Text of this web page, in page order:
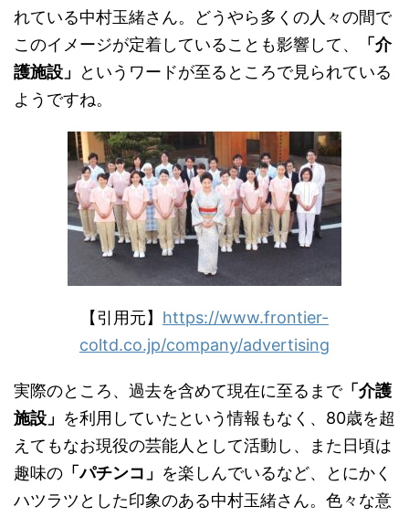
れている中村玉緒さん。どうやら多くの人々の間で
このイメージが定着していることも影響して、
「介
護施設」
というワードが至るところで見られている
ようですね。
【引用元】 https://www.frontier-
coltd.co.jp/company/advertising
実際のところ、過去を含めて現在に至るまで「介護
施設」 を利用していたという情報もなく、80歳を超
えてもなお現役の芸能人として活動し、また日頃は
趣味の 「パチンコ」 を楽しんでいるなど、とにかく
ハツラツとした印象のある中村玉緒さん。色々な意